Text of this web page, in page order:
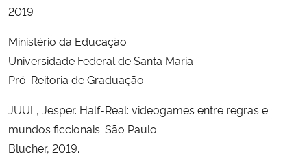
2019
Ministério da Educação
Universidade Federal de Santa Maria
Pró-Reitoria de Graduação
JUUL, Jesper. Half-Real: videogames entre regras e
mundos ficcionais. São Paulo:
Blucher, 2019.